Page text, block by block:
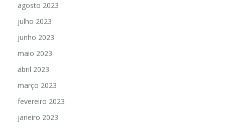
agosto 2023
julho 2023
junho 2023
maio 2023
abril 2023
março 2023
fevereiro 2023
janeiro 2023